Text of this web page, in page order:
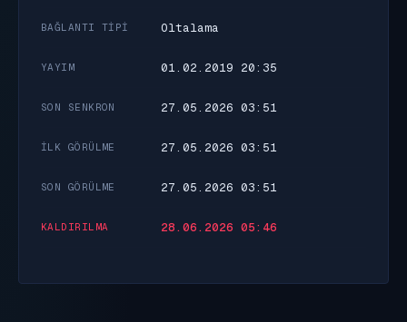
BAĞLANTI TIPI Oltalama
YAYIM 01.02.2019 20:35
SON SENKRON 27.05.2026 03:51
İLK GÖRÜLME 27.05.2026 03:51
SON GÖRÜLME 27.05.2026 03:51
KALDIRILMA 28.06.2026 05:46